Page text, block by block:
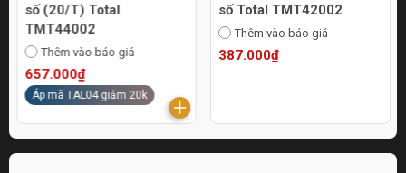
số (20/T) Total
TMT44002
Thêm vào báo giá
657.000₫
Áp mã TAL04 giảm 20k
số Total TMT42002
Thêm vào báo giá
387.000₫